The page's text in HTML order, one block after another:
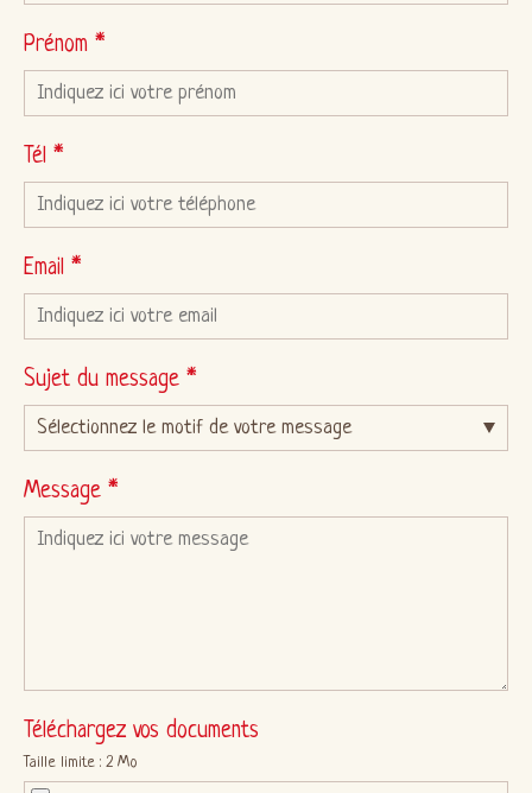
Prénom *
Tél *
Email *
Sujet du message *
Message *
Téléchargez vos documents
Taille limite : 2 Mo